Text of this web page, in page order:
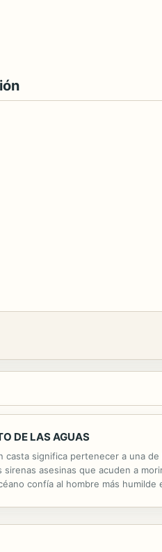
DE LAS AGUAS
casta significa pertenecer a una
asesinas que acuden a
confía al hombre más